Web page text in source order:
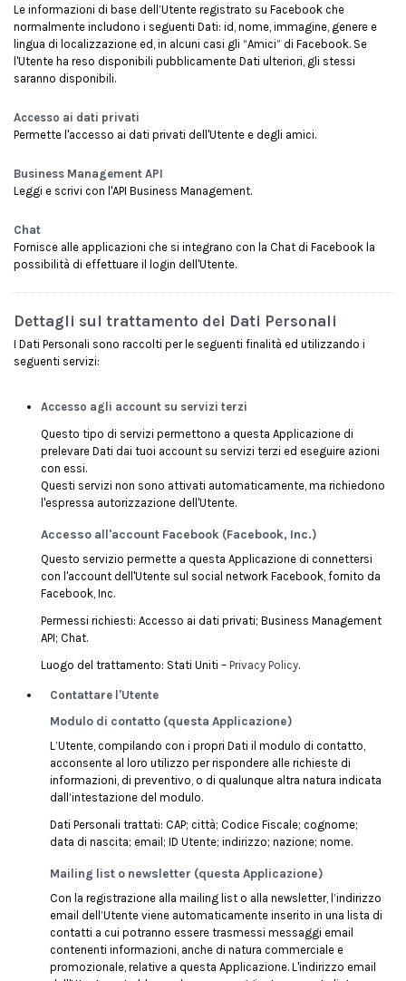
Le informazioni di base dell’Utente registrato su Facebook che
normalmente includono i seguenti Dati: id, nome, immagine, genere e
lingua di localizzazione ed, in alcuni casi gli “Amici” di Facebook. Se
l'Utente ha reso disponibili pubblicamente Dati ulteriori, gli stessi
saranno disponibili.
Accesso ai dati privati
Permette l'accesso ai dati privati dell'Utente e degli amici.
Business Management API
Leggi e scrivi con l'API Business Management.
Chat
Fornisce alle applicazioni che si integrano con la Chat di Facebook la
possibilità di effettuare il login dell'Utente.
Dettagli sul trattamento dei Dati Personali
I Dati Personali sono raccolti per le seguenti finalità ed utilizzando i
seguenti servizi:
Accesso agli account su servizi terzi
Questo tipo di servizi permettono a questa Applicazione di
prelevare Dati dai tuoi account su servizi terzi ed eseguire azioni
con essi.
Questi servizi non sono attivati automaticamente, ma richiedono
l'espressa autorizzazione dell'Utente.
Accesso all'account Facebook (Facebook, Inc.)
Questo servizio permette a questa Applicazione di connettersi
con l'account dell'Utente sul social network Facebook, fornito da
Facebook, Inc.
Permessi richiesti: Accesso ai dati privati; Business Management
API; Chat.
Luogo del trattamento: Stati Uniti – Privacy Policy.
Contattare l'Utente
Modulo di contatto (questa Applicazione)
L’Utente, compilando con i propri Dati il modulo di contatto,
acconsente al loro utilizzo per rispondere alle richieste di
informazioni, di preventivo, o di qualunque altra natura indicata
dall’intestazione del modulo.
Dati Personali trattati: CAP; città; Codice Fiscale; cognome;
data di nascita; email; ID Utente; indirizzo; nazione; nome.
Mailing list o newsletter (questa Applicazione)
Con la registrazione alla mailing list o alla newsletter, l’indirizzo
email dell’Utente viene automaticamente inserito in una lista di
contatti a cui potranno essere trasmessi messaggi email
contenenti informazioni, anche di natura commerciale e
promozionale, relative a questa Applicazione. L'indirizzo email